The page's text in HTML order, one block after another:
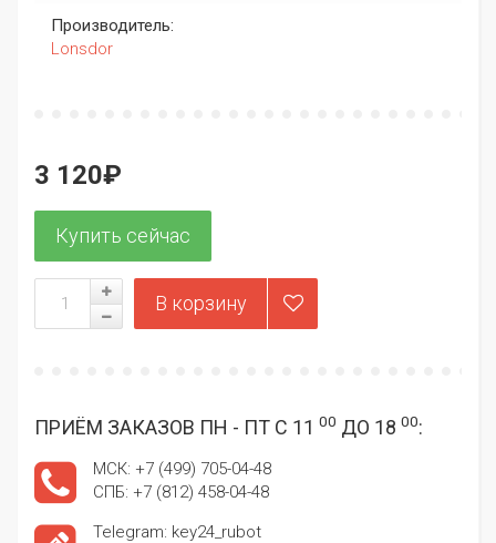
Производитель:
Lonsdor
3 120₽
ПРИЁМ ЗАКАЗОВ ПН - ПТ С 11 00 ДО 18 00:
МСК: +7 (499) 705-04-48
СПБ: +7 (812) 458-04-48
Telegram: key24_rubot